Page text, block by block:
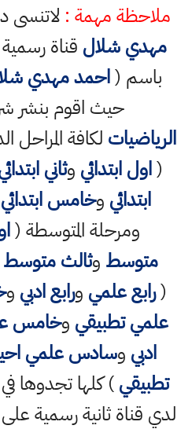
ملاحظة مهمة : لاتنسى
مهدي شلال قناة
باسم (احمد مهدي
حيث اقوم بنشر
الرياضيات لكافة المراحل
(اول ابتدائي وثاني
ابتدائي وخامس ابتدائي
ومرحلة المتوسطة (
متوسط وثالث متوسط
(رابع علمي ورابع ادبي و
علمي تطبيقي وخامس
ادبي وسادس علمي
تطبيقي) كلها تجدوها
لدي قناة ثانية رسمية